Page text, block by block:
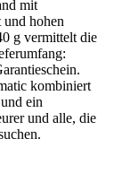
mit
und hohen
g vermittelt die
kombiniert
ein
und alle, die